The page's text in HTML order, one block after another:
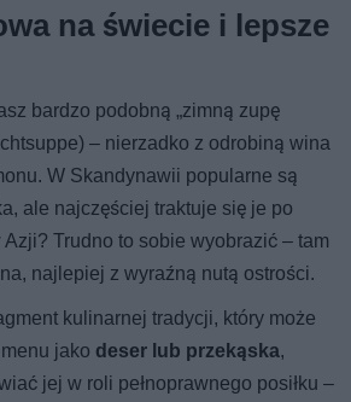
na świecie i lepsze
bardzo podobną „zimną zupę
– nierzadko z odrobiną wina
W Skandynawii popularne są
ale najczęściej traktuje się je po
Azji? Trudno to sobie wyobrazić – tam
najlepiej z wyraźną nutą ostrości.
kulinarnej tradycji, który może
jako deser lub przekąska,
jej w roli pełnoprawnego posiłku –